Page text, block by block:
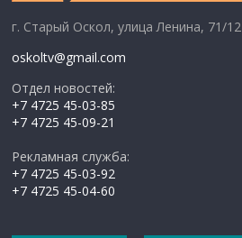
г. Старый Оскол, улица Ленина, 71/12
oskoltv@gmail.com
Отдел новостей:
+7 4725 45-03-85
+7 4725 45-09-21
Рекламная служба:
+7 4725 45-03-92
+7 4725 45-04-60